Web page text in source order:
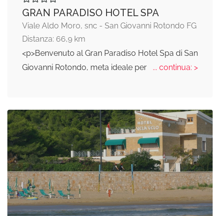
GRAN PARADISO HOTEL SPA
Viale Aldo Moro, snc - San Giovanni Rotondo FG
Distanza: 66,9 km
<p>Benvenuto al Gran Paradiso Hotel Spa di San
Giovanni Rotondo, meta ideale per
... continua: >